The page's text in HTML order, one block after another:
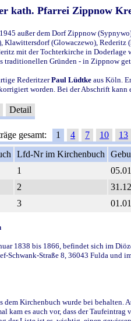
kath. Pfarrei Zippnow
außer dem Dorf Zippnow
Klawittersdorf (Glowaczewo),
mit der Tochterkirche in Doderlage
traditionellen Gründen - in Zippnow
RederitzerPaul Lüdtke aus Köln.
worden. Bei der Abschrift kann
Detail
gesamt: 1 4 7 10 13
Lfd-Nr im Kirchenbuch
1
2
3
1838 bis 1866, befindet sich im
Schwank-Straße 8, 36043 Fulda und
Kirchenbuch wurde bei behalten.
kam es auch vor, dass der